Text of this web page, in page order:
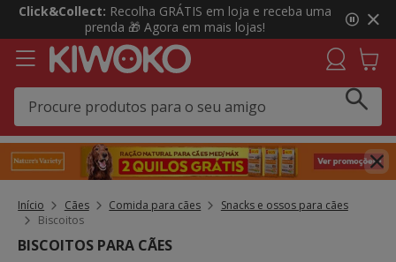
3
3,
mensagem,
Click&Collect: Recolha GRÁTIS em loja e receba uma
prenda 🎁 Agora em mais lojas!
Início Cães Comida para cães
Snacks e ossos para cães
Biscoitos
BISCOITOS PARA CÃES